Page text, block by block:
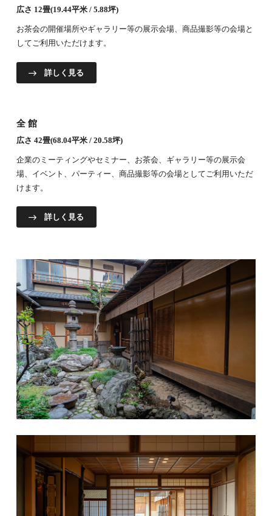
広さ 12畳(19.44平米 / 5.88坪)
お茶会の開催場所やギャラリー等の展示会場、商品撮影等の会場と
してご利用いただけます。
詳しく見る
全館
広さ 42畳(68.04平米 / 20.58坪)
企業のミーティングやセミナー、お茶会、ギャラリー等の展示会
場、イベント、パーティー、商品撮影等の会場としてご利用いただ
けます。
詳しく見る